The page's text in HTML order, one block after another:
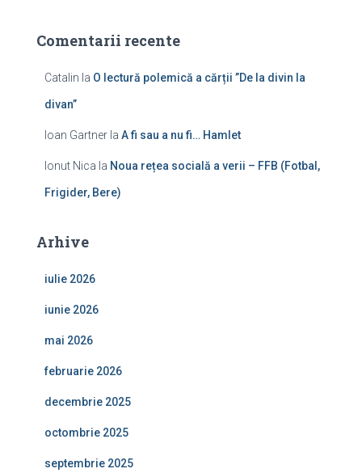
Comentarii recente
Catalin la O lectură polemică a cărții ”De la divin la
divan”
Ioan Gartner la A fi sau a nu fi… Hamlet
Ionut Nica la Noua rețea socială a verii – FFB (Fotbal,
Frigider, Bere)
Arhive
iulie 2026
iunie 2026
mai 2026
februarie 2026
decembrie 2025
octombrie 2025
septembrie 2025